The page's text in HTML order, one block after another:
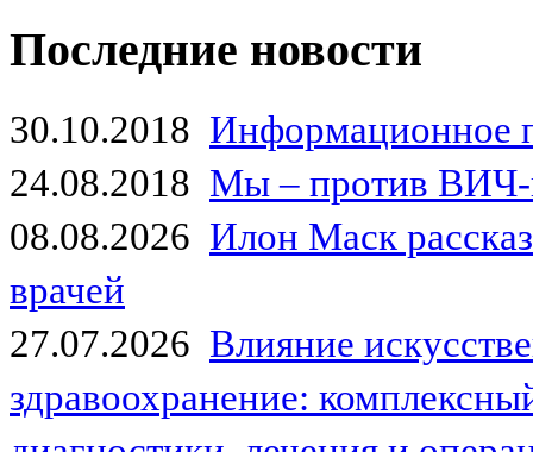
Последние новости
30.10.2018 Информационное
24.08.2018 Мы – против
08.08.2026 Илон Маск
врачей
27.07.2026 Влияние
здравоохранение: